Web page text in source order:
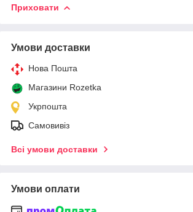
Приховати
Умови доставки
Нова Пошта
Магазини Rozetka
Укрпошта
Самовивіз
Всі умови доставки
Умови оплати